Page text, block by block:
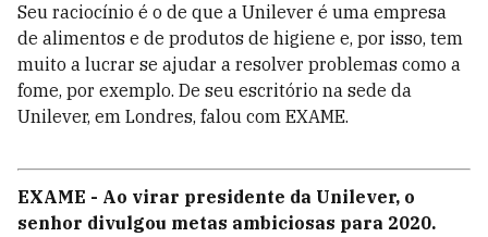
Seu raciocínio é o de que a Unilever é uma empresa
de alimentos e de produtos de higiene e, por isso, tem
muito a lucrar se ajudar a resolver problemas como a
fome, por exemplo. De seu escritório na sede da
Unilever, em Londres, falou com EXAME.
EXAME - Ao virar presidente da Unilever, o
senhor divulgou metas ambiciosas para 2020.